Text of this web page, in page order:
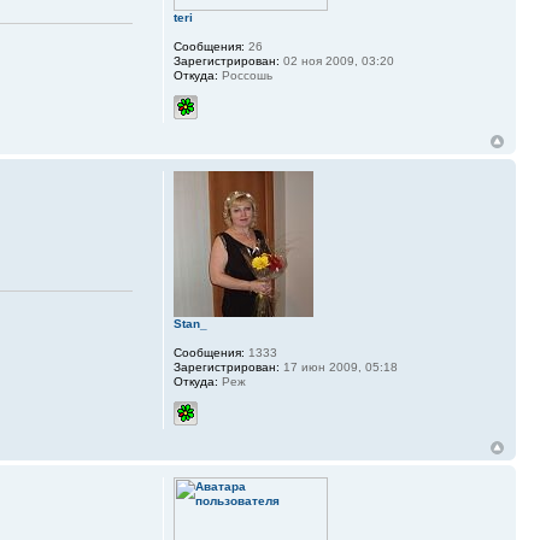
teri
Сообщения: 26
Зарегистрирован: 02 ноя 2009, 03:20
Откуда: Россошь
Stan_
Сообщения: 1333
Зарегистрирован: 17 июн 2009, 05:18
Откуда: Реж